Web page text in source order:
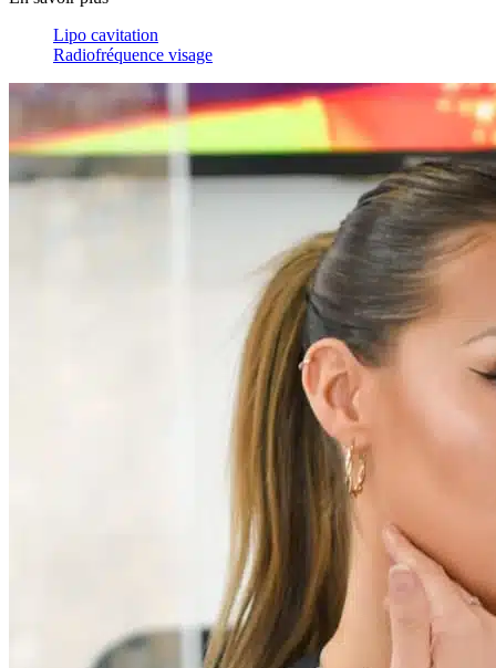
Lipo cavitation
Radiofréquence visage